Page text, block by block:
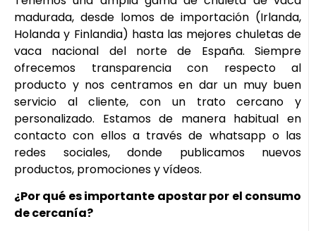
madurada, desde lomos de importación (Irlanda,
Holanda y Finlandia) hasta las mejores chuletas de
vaca nacional del norte de España. Siempre
ofrecemos transparencia con respecto al
producto y nos centramos en dar un muy buen
servicio al cliente, con un trato cercano y
personalizado. Estamos de manera habitual en
contacto con ellos a través de whatsapp o las
redes sociales, donde publicamos nuevos
productos, promociones y vídeos.
¿Por qué es importante apostar por el consumo
de cercanía?